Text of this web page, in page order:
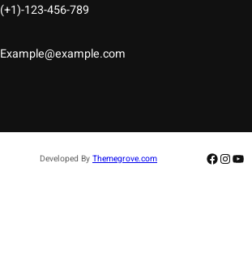
(+1)-123-456-789
Example@example.com
Developed By Themegrove.com